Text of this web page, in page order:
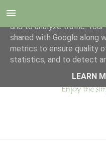
This site uses cookies
and to analyze traffic.
shared with Google along
metrics to ensure quality
statistics, and to detect
LEARN